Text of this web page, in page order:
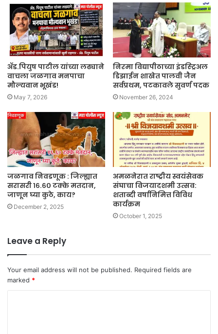
ॲड.पियुष पाटील यांच्या लढ्याने
वाचला जळगाव मनपाचा
मौल्यवान भूखंड!
May 7, 2026
निरमा विद्यापीठाच्या इंडस्ट्रिअल
डिझाईन शाखेत पालवी जैन
सर्वप्रथम, पटकावले सुवर्ण पदक
November 26, 2024
जळगाव निवडणूक : जिल्ह्यात
सरासरी १६.६० टक्के मतदान,
जाणून घ्या कुठे, काय?
December 2, 2025
अमळनेरात राष्ट्रीय स्वयंसेवक
संघाचा विजयादशमी उत्सव:
शताब्दी वर्षानिमित्त विविध
कार्यक्रम
October 1, 2025
Leave a Reply
Your email address will not be published. Required fields are
marked *